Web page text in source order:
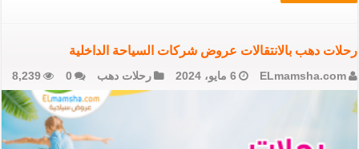
رحلات دهب بالانتقالات عروض شركات السياحة الداخلية
ELmamsha.com 6 مايو، 2024 رحلات دهب 0
8,239